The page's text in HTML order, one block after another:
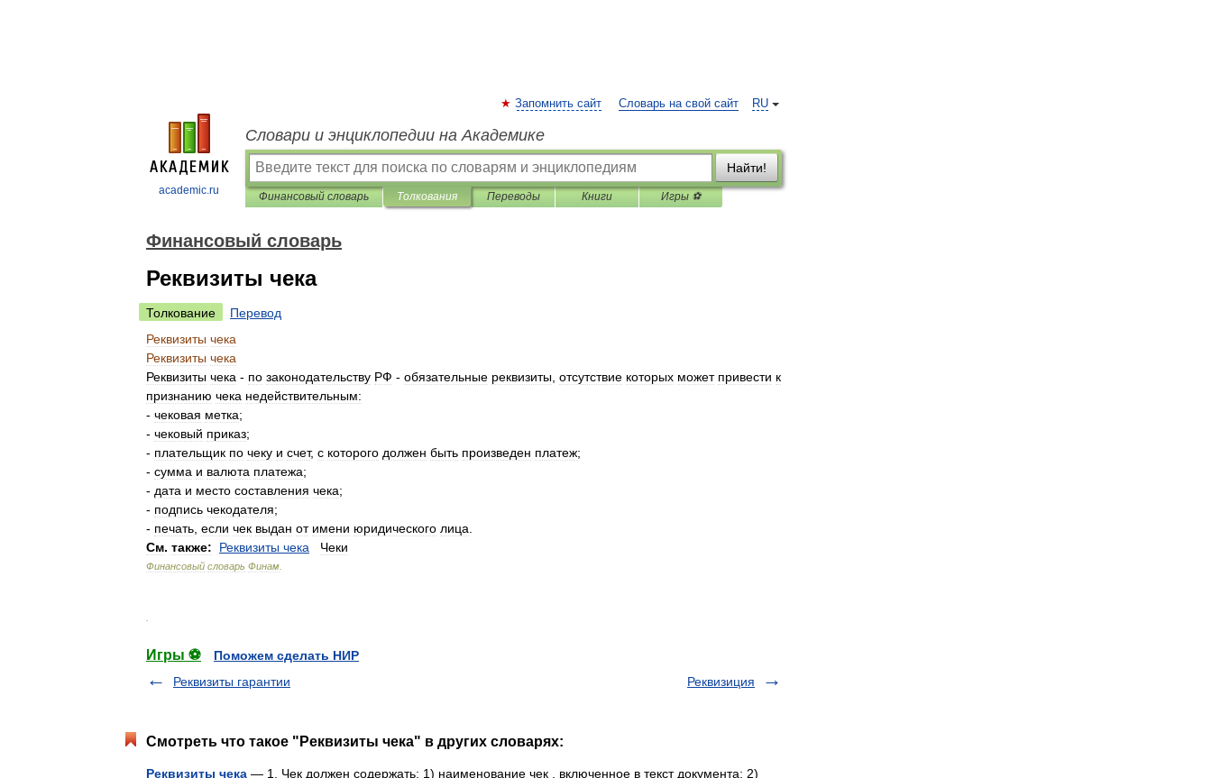
academic.ru
RU
Запомнить сайт Словарь на свой сайт
Словари и энциклопедии на Академике
Найти!
Финансовый словарь Толкования Переводы Книги Игры ⚽
Финансовый словарь
Реквизиты чека
Толкование
Перевод
Реквизиты чека
Реквизиты чека
Реквизиты чека - по законодательству РФ - обязательные реквизиты отсутствие которых может привести к
признанию чека недействительным:
- чековая метка;
- чековый приказ;
- плательщик по чеку и счет, с которого должен быть произведен платеж;
- сумма и валюта платежа;
- дата и место составления чека;
- подпись чекодателя;
- печать если чек выдан от имени юридического лица
См. также: Реквизиты чека Чеки
Финансовый словарь Финам
Игры ⚽
Поможем сделать НИР
Реквизиты гарантии
Реквизиция
Смотреть что такое "Реквизиты чека" в других словарях:
Реквизиты чека — 1. Чек должен содержать: 1) наименование чек , включенное в текст документа; 2)